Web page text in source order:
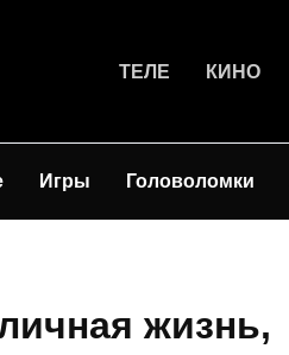
ТЕЛЕ КИНО
Игры Головоломки
жизнь,